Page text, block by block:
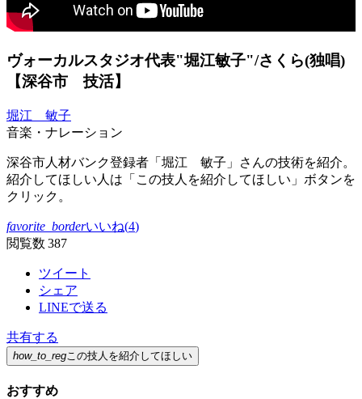
ヴォーカルスタジオ代表"堀江敏子"/さくら(独唱)
【深谷市 技活】
堀江 敏子
音楽・ナレーション
深谷市人材バンク登録者「堀江 敏子」さんの技術を紹介。
紹介してほしい人は「この技人を紹介してほしい」ボタンを
クリック。
favorite_borderいいね(4)
閲覧数 387
ツイート
シェア
LINEで送る
共有する
how_to_reg この技人を紹介してほしい
おすすめ